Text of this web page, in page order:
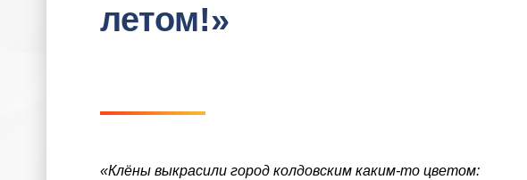
летом!»
«Клёны выкрасили город колдовским каким-то цветом: